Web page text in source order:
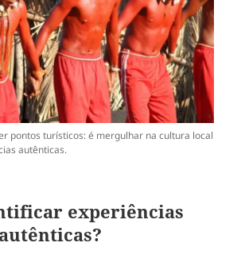
pontos turísticos: é mergulhar na cultura local
autênticas.
experiências